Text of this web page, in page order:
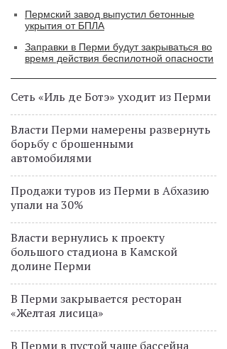
Пермский завод выпустил бетонные
укрытия от БПЛА
Заправки в Перми будут закрываться во
время действия беспилотной опасности
Сеть «Иль де Ботэ» уходит из Перми
Власти Перми намерены развернуть
борьбу с брошенными
автомобилями
Продажи туров из Перми в Абхазию
упали на 30%
Власти вернулись к проекту
большого стадиона в Камской
долине Перми
В Перми закрывается ресторан
«Желтая лисица»
В Перми в пустой чаше бассейна